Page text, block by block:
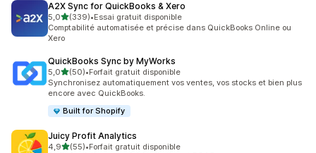
A2X Sync for QuickBooks & Xero
5,0étoile(s) sur 5
(339)
339 avis au total
•Essai gratuit disponible
Comptabilité automatisée et précise dans QuickBooks Online ou
Xero
QuickBooks Sync by MyWorks
5,0étoile(s) sur 5
(50)
50 avis au total
•Forfait gratuit disponible
Synchronisez automatiquement vos ventes, vos stocks et bien plus
encore avec QuickBooks.
Built for Shopify
Juicy Profit Analytics
4,9étoile(s) sur 5
(55)
55 avis au total
•Forfait gratuit disponible